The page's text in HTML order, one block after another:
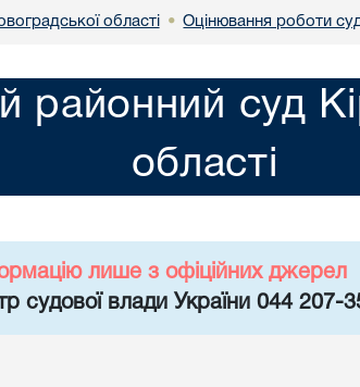
області • Оцінювання роботи
районний суд
області
лише з офіційних джерел
судової влади України 044 207-